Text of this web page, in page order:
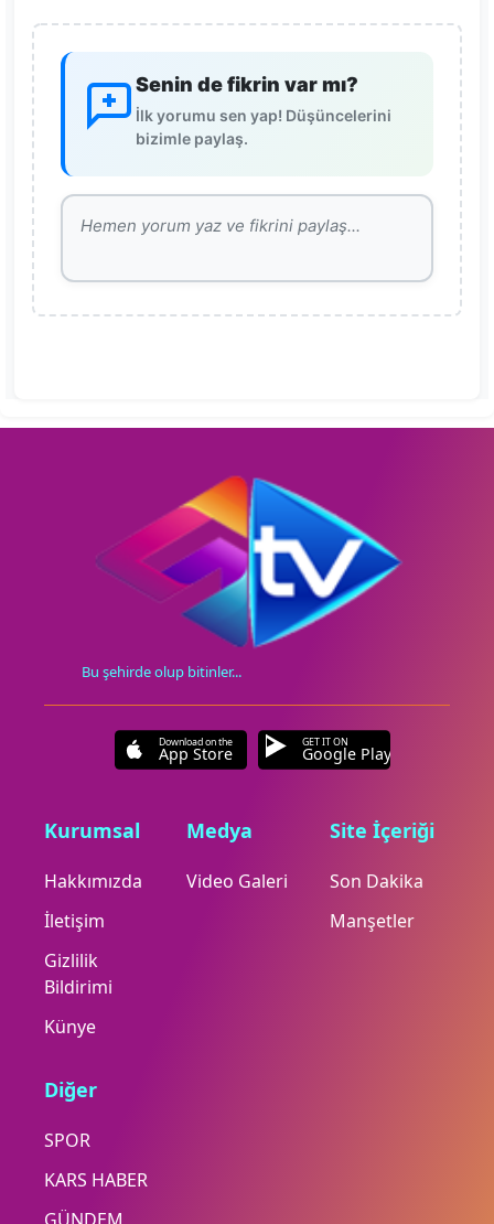
Senin de fikrin var mı?
İlk yorumu sen yap! Düşüncelerini
bizimle paylaş.
Bu şehirde olup bitinler...
Download on the
App Store
GET IT ON
Google Play
Kurumsal
Hakkımızda
İletişim
Gizlilik
Bildirimi
Künye
Medya
Video Galeri
Site İçeriği
Son Dakika
Manşetler
Diğer
SPOR
KARS HABER